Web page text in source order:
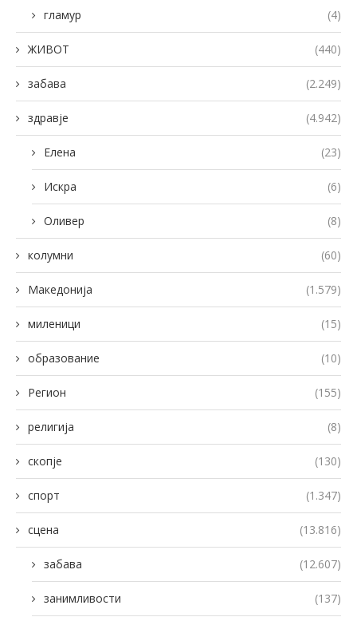
гламур (4)
ЖИВОТ (440)
забава (2.249)
здравје (4.942)
Елена (23)
Искра (6)
Оливер (8)
колумни (60)
Македонија (1.579)
миленици (15)
образование (10)
Регион (155)
религија (8)
скопје (130)
спорт (1.347)
сцена (13.816)
забава (12.607)
занимливости (137)